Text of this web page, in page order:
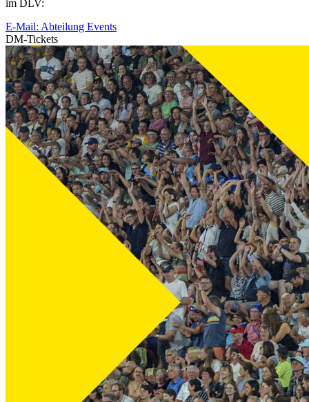
im DLV:
E-Mail: Abteilung Events
DM-Tickets